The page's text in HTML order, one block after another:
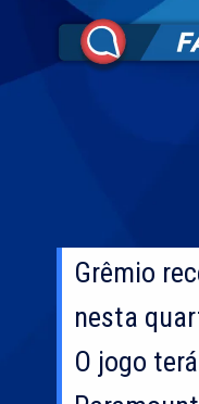
Grêmio
nesta
O jogo
Grêmio
nesta
O jogo